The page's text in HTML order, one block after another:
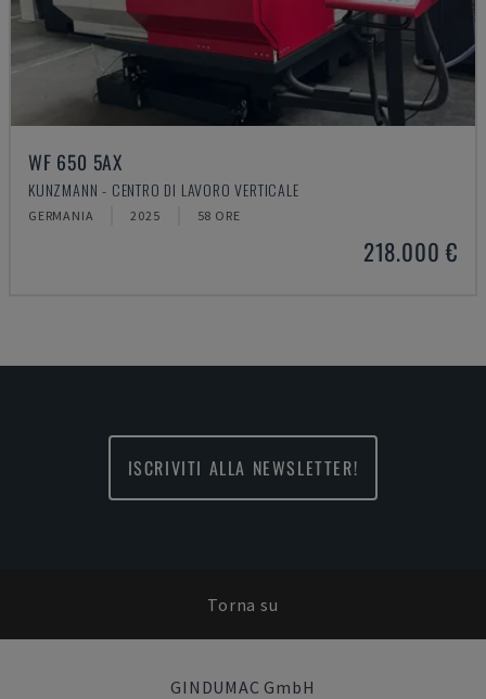
WF 650 5AX
KUNZMANN - CENTRO DI LAVORO VERTICALE
GERMANIA 2025 58 ORE
218.000 €
ISCRIVITI ALLA NEWSLETTER!
Torna su
GINDUMAC GmbH